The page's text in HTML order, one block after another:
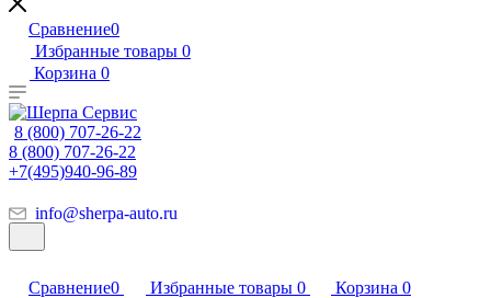
Сравнение0
Избранные товары 0
Корзина 0
8 (800) 707-26-22
8 (800) 707-26-22
+7(495)940-96-89
info@sherpa-auto.ru
Сравнение0 Избранные товары 0 Корзина 0